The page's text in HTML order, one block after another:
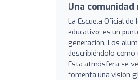
Una
La Escuela Oficial
educativo; es un
generación. Los
describiéndolo como
Esta atmósfera se
fomenta una visión